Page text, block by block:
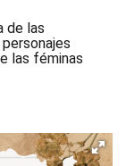
de las
las féminas